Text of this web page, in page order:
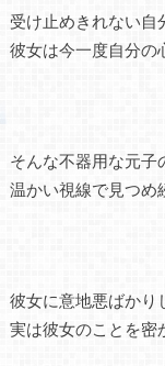
受け止めきれない自
彼女は今一度自分の
そんな不器用な元子
温かい視線で見つめ
彼女に意地悪ばかり
実は彼女のことを密